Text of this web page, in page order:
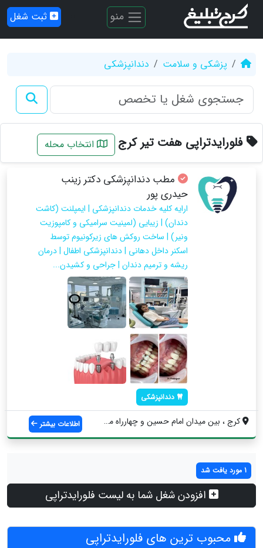
منو ثبت شغل
پزشکی و سلامت دندانپزشکی
فلورایدتراپی هفت تیر کرج انتخاب محله
مطب دندانپزشکی دکتر زینب
حیدری پور
ارایه کلیه خدمات دندانپزشکی | ایمپلنت (کاشت
دندان) | زیبایی (لمینیت سرامیکی و کامپوزیت
ونیر) | ساخت روکش های زیرکونیوم توسط
اسکنر داخل دهانی | دندانپزشکی اطفال | درمان
ریشه و ترمیم دندان | جراحی و کشیدن...
دندانپزشکی
کرج ، بین‌ میدان امام حسین و‌ چهارراه مص... اطلاعات بیشتر
1 مورد یافت شد
افزودن شغل شما به لیست فلورایدتراپی
محبوب ترین های فلورایدتراپی